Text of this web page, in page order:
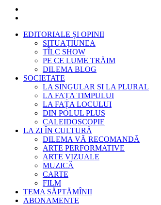
EDITORIALE ȘI OPINII
SITUAȚIUNEA
TÎLC SHOW
PE CE LUME TRĂIM
DILEMA BLOG
SOCIETATE
LA SINGULAR ȘI LA PLURAL
LA FAȚA TIMPULUI
LA FAȚA LOCULUI
DIN POLUL PLUS
CALEIDOSCOPIE
LA ZI ÎN CULTURĂ
DILEMA VĂ RECOMANDĂ
ARTE PERFORMATIVE
ARTE VIZUALE
MUZICĂ
CARTE
FILM
TEMA SĂPTĂMÎNII
ABONAMENTE